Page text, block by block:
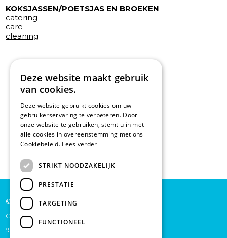
KOKSJASSEN/POETSJAS EN BROEKEN
catering
care
cleaning
© De Backer CP bv
Grote Baan 45
9920 Lievegem
Deze website maakt gebruik
van cookies.
Deze website gebruikt cookies om uw
gebruikerservaring te verbeteren. Door
onze website te gebruiken, stemt u in met
alle cookies in overeenstemming met ons
Cookiebeleid. Lees verder
STRIKT NOODZAKELIJK
PRESTATIE
TARGETING
FUNCTIONEEL